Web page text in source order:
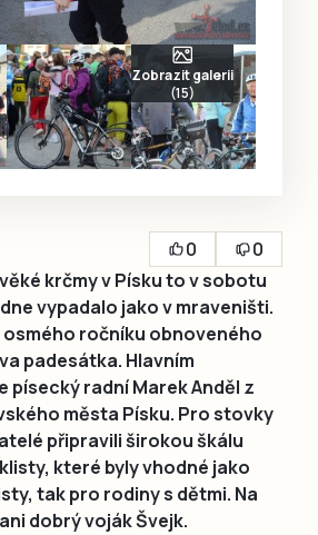
Zobrazit galerii
(15)
0
0
krčmy v Písku to v sobotu
vypadalo jako v mraveništi.
ročníku obnoveného
padesátka. Hlavním
písecký radní Marek Anděl z
města Písku. Pro stovky
připravili širokou škálu
které byly vhodné jako
tak pro rodiny s dětmi. Na
dobrý voják Švejk.